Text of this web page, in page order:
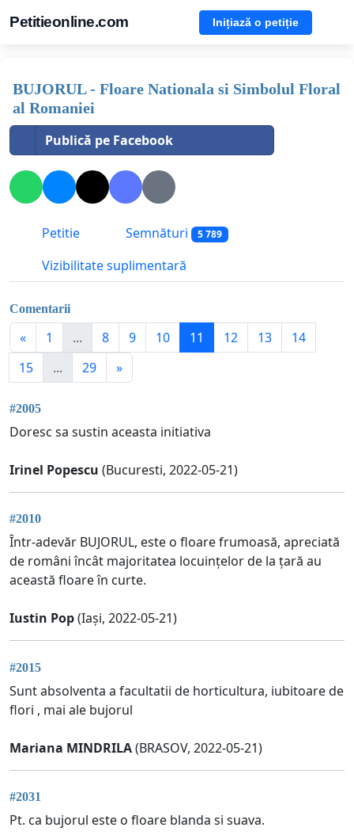
Petitieonline.com Inițiază o petiție
BUJORUL - Floare Nationala si Simbolul Floral
al Romaniei
Publică pe Facebook
Petitie Semnături 5 789
Vizibilitate suplimentară
Comentarii
« 1 ... 8 9 10 11 12 13
14
15
... 29 »
#2005
Doresc sa sustin aceasta initiativa
Irinel Popescu (Bucuresti, 2022-05-21)
#2010
Într-adevăr BUJORUL, este o floare frumoasă, apreciată
de români încât majoritatea locuințelor de la țară au
această floare în curte.
Iustin Pop(Iași, 2022-05-21)
#2015
Sunt absolventa a facultatii de horticultura, iubitoare de
flori , mai ale bujorul
Mariana MINDRILA(BRASOV, 2022-05-21)
#2031
Pt. ca bujorul este o floare blanda si suava.